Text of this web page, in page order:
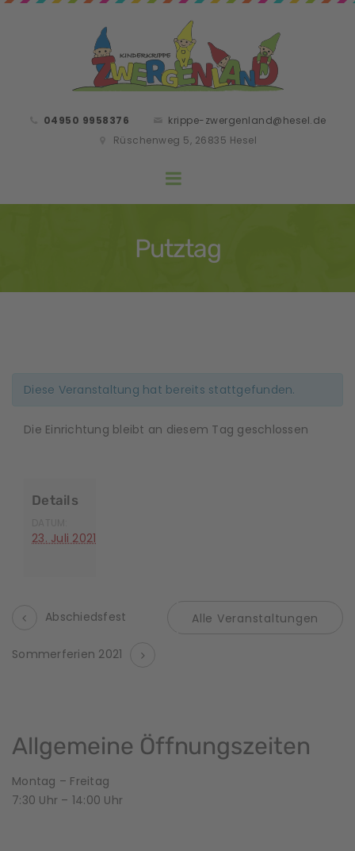
04950 9958376
krippe-zwergenland@hesel.de
Rüschenweg 5, 26835 Hesel
Putztag
Diese Veranstaltung hat bereits stattgefunden.
Die Einrichtung bleibt an diesem Tag geschlossen
Details
23. Juli 2021
V
a
n
s
Abschiedsfest Alle Veranstaltungen
Sommerferien 2021
Allgemeine Öffnungszeiten
Montag – Freitag
7:30 Uhr – 14:00 Uhr